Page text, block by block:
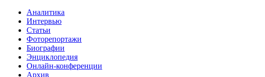
Аналитика
Интервью
Статьи
Фоторепортажи
Биографии
Энциклопедия
Онлайн-конференции
Архив